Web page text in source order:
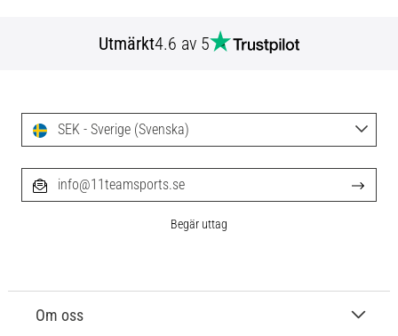
Utmärkt4.6 av 5
Om oss
SEK - Sverige (Svenska)
info@11teamsports.se
Begär uttag